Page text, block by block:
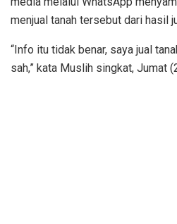
menjual tanah tersebut dari hasil
“Info itu tidak benar, saya jual
sah,” kata Muslih singkat, Jumat